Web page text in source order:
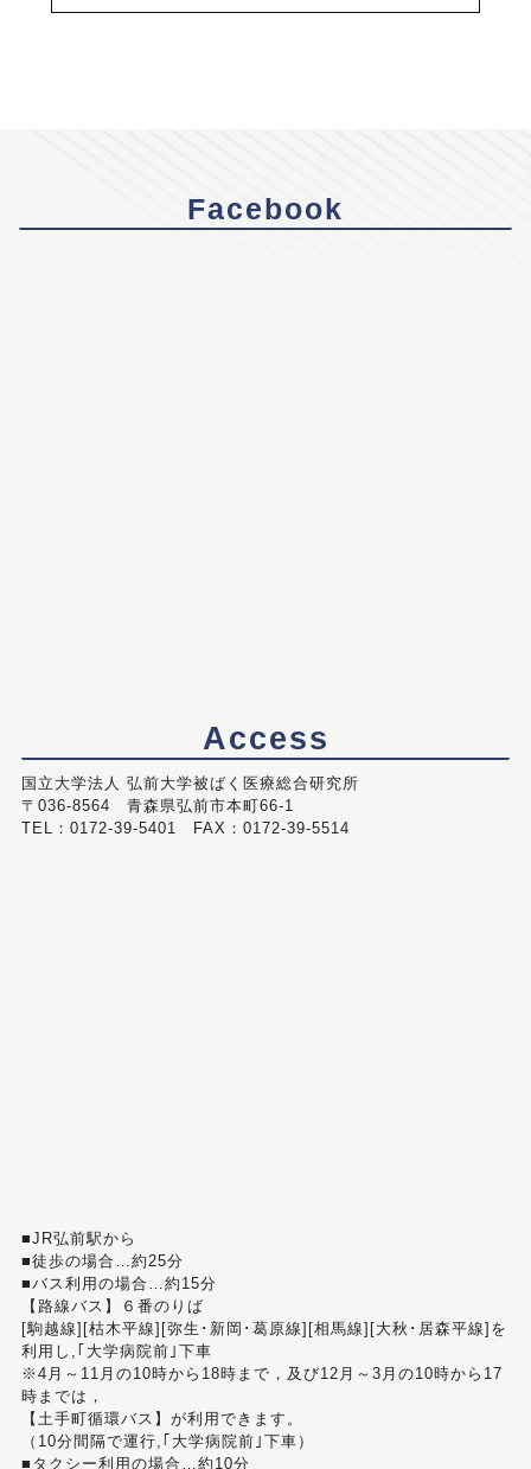
Facebook
Access
国立大学法人 弘前大学被ばく医療総合研究所
〒036-8564 青森県弘前市本町66-1
TEL：0172-39-5401 FAX：0172-39-5514
■JR弘前駅から
■徒歩の場合…約25分
■バス利用の場合…約15分
【路線バス】６番のりば
[駒越線][枯木平線][弥生･新岡･葛原線][相馬線][大秋･居森平線]を
利用し,｢大学病院前｣下車
※4月～11月の10時から18時まで，及び12月～3月の10時から17
時までは，
【土手町循環バス】が利用できます。
（10分間隔で運行,｢大学病院前｣下車）
■タクシー利用の場合…約10分